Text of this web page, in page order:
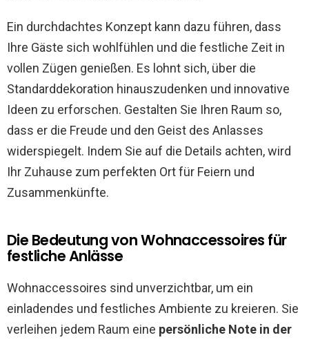
Ein durchdachtes Konzept kann dazu führen, dass
Ihre Gäste sich wohlfühlen und die festliche Zeit in
vollen Zügen genießen. Es lohnt sich, über die
Standarddekoration hinauszudenken und innovative
Ideen zu erforschen. Gestalten Sie Ihren Raum so,
dass er die Freude und den Geist des Anlasses
widerspiegelt. Indem Sie auf die Details achten, wird
Ihr Zuhause zum perfekten Ort für Feiern und
Zusammenkünfte.
Die Bedeutung von Wohnaccessoires für
festliche Anlässe
Wohnaccessoires sind unverzichtbar, um ein
einladendes und festliches Ambiente zu kreieren. Sie
verleihen jedem Raum eine persönliche Note in der